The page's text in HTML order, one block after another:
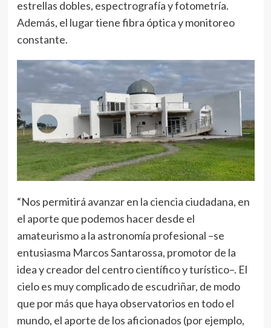
estrellas dobles, espectrografía y fotometría.
Además, el lugar tiene fibra óptica y monitoreo
constante.
“Nos permitirá avanzar en la ciencia ciudadana, en
el aporte que podemos hacer desde el
amateurismo a la astronomía profesional –se
entusiasma Marcos Santarossa, promotor de la
idea y creador del centro científico y turístico–. El
cielo es muy complicado de escudriñar, de modo
que por más que haya observatorios en todo el
mundo, el aporte de los aficionados (por ejemplo,